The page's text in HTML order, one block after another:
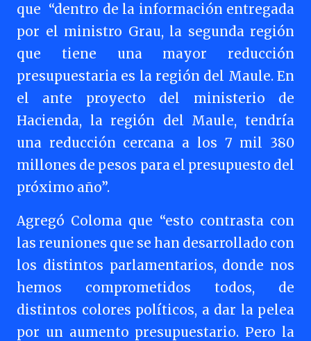
que “dentro de la información entregada
por el ministro Grau, la segunda región
que tiene una mayor reducción
presupuestaria es la región del Maule. En
el ante proyecto del ministerio de
Hacienda, la región del Maule, tendría
una reducción cercana a los 7 mil 380
millones de pesos para el presupuesto del
próximo año”.
Agregó Coloma que “esto contrasta con
las reuniones que se han desarrollado con
los distintos parlamentarios, donde nos
hemos comprometidos todos, de
distintos colores políticos, a dar la pelea
por un aumento presupuestario. Pero la